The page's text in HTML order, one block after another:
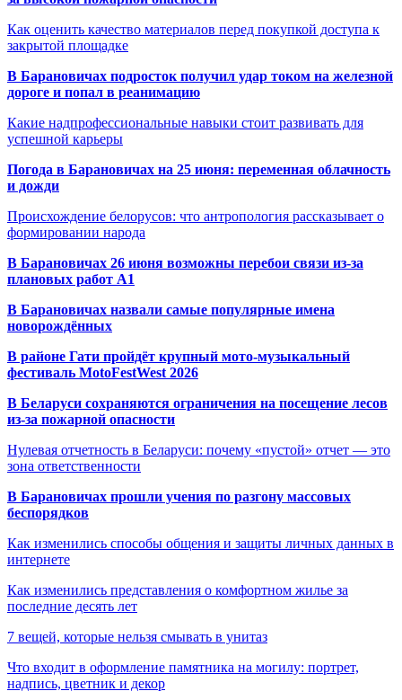
Как оценить качество материалов перед покупкой доступа к
закрытой площадке
В Барановичах подросток получил удар током на железной
дороге и попал в реанимацию
Какие надпрофессиональные навыки стоит развивать для
успешной карьеры
Погода в Барановичах на 25 июня: переменная облачность
и дожди
Происхождение белорусов: что антропология рассказывает о
формировании народа
В Барановичах 26 июня возможны перебои связи из-за
плановых работ A1
В Барановичах назвали самые популярные имена
новорождённых
В районе Гати пройдёт крупный мото-музыкальный
фестиваль MotoFestWest 2026
В Беларуси сохраняются ограничения на посещение лесов
из-за пожарной опасности
Нулевая отчетность в Беларуси: почему «пустой» отчет — это
зона ответственности
В Барановичах прошли учения по разгону массовых
беспорядков
Как изменились способы общения и защиты личных данных в
интернете
Как изменились представления о комфортном жилье за
последние десять лет
7 вещей, которые нельзя смывать в унитаз
Что входит в оформление памятника на могилу: портрет,
надпись, цветник и декор